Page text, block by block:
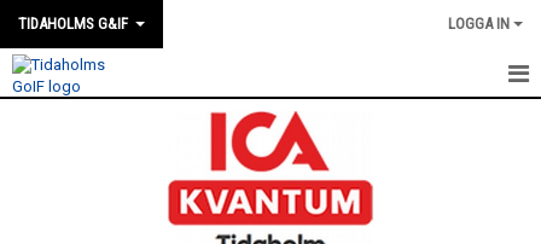
TIDAHOLMS G&IF LOGGA IN